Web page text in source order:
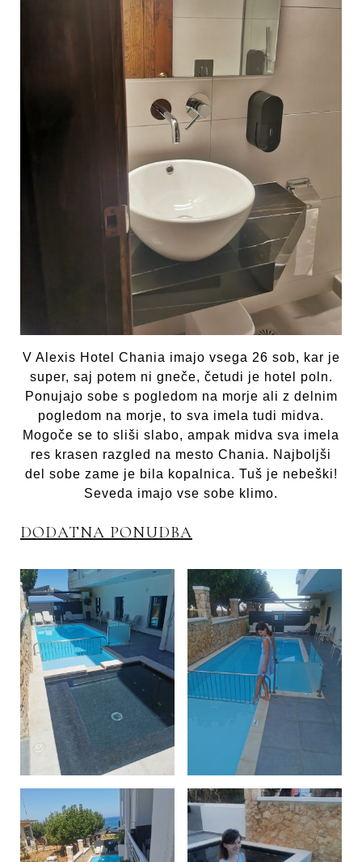
V Alexis Hotel Chania imajo vsega 26 sob, kar je
super, saj potem ni gneče, četudi je hotel poln.
Ponujajo sobe s pogledom na morje ali z delnim
pogledom na morje, to sva imela tudi midva.
Mogoče se to sliši slabo, ampak midva sva imela
res krasen razgled na mesto Chania. Najboljši
del sobe zame je bila kopalnica. Tuš je nebeški!
Seveda imajo vse sobe klimo.
DODATNA PONUDBA